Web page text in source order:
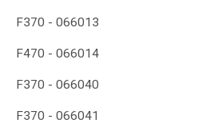
F370 - 066013
F470 - 066014
F370 - 066040
F370 - 066041